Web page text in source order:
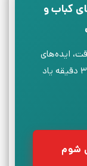
کباب و
ایده‌های
اصلی کتاب‌های مهم دنیا را در کمتر از ۳۰ دقیقه یاد
شوم